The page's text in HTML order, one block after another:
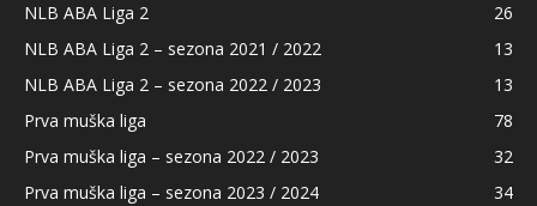
NLB ABA Liga 2
26
NLB ABA Liga 2 – sezona 2021 / 2022
13
NLB ABA Liga 2 – sezona 2022 / 2023
13
Prva muška liga
78
Prva muška liga – sezona 2022 / 2023
32
Prva muška liga – sezona 2023 / 2024
34